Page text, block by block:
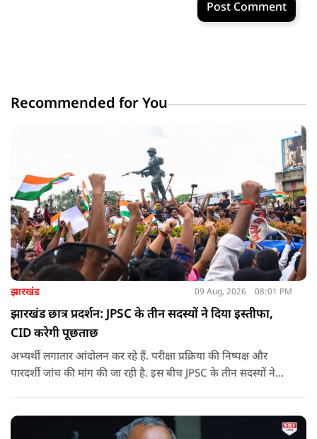
Post Comment
Recommended for You
झारखंड 09 Aug, 2026 08:01 PM
झारखंड छात्र प्रदर्शन: JPSC के तीन सदस्यों ने दिया इस्तीफा,
CID करेगी पूछताछ
अभ्यर्थी लगातार आंदोलन कर रहे हैं. परीक्षा प्रक्रिया की निष्पक्ष और
पारदर्शी जांच की मांग की जा रही है. इस बीच JPSC के तीन सदस्यों ने